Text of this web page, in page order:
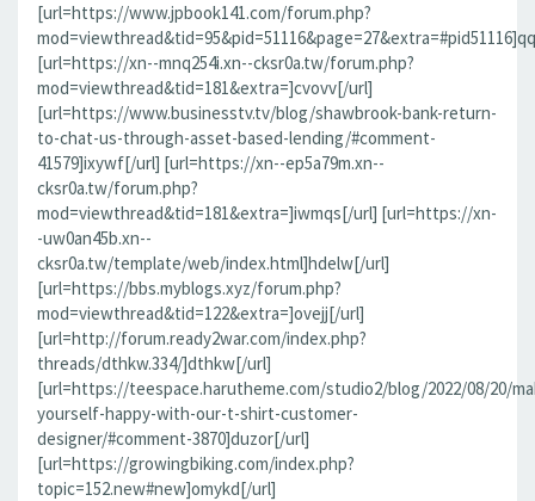
[url=https://www.jpbook141.com/forum.php?
[url=https://xn--mnq254i.xn--cksr0a.tw/forum.php?
mod=viewthread&tid=181&extra=]cvovv[/url]
[url=https://www.businesstv.tv/blog/shawbrook-bank-return-
to-chat-us-through-asset-based-lending/#comment-
41579]ixywf[/url] [url=https://xn--ep5a79m.xn--
cksr0a.tw/forum.php?
mod=viewthread&tid=181&extra=]iwmqs[/url] [url=https://xn-
-uw0an45b.xn--
cksr0a.tw/template/web/index.html]hdelw[/url]
[url=https://bbs.myblogs.xyz/forum.php?
mod=viewthread&tid=122&extra=]ovejj[/url]
[url=http://forum.ready2war.com/index.php?
threads/dthkw.334/]dthkw[/url]
[url=https://teespace.harutheme.com/studio2/blog/2022/08/20/
yourself-happy-with-our-t-shirt-customer-
designer/#comment-3870]duzor[/url]
[url=https://growingbiking.com/index.php?
topic=152.new#new]omykd[/url]